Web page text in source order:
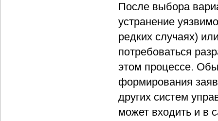
После выбора
устранение
редких случаях)
потребоваться
этом процессе.
формирования
других систем
может входить и в